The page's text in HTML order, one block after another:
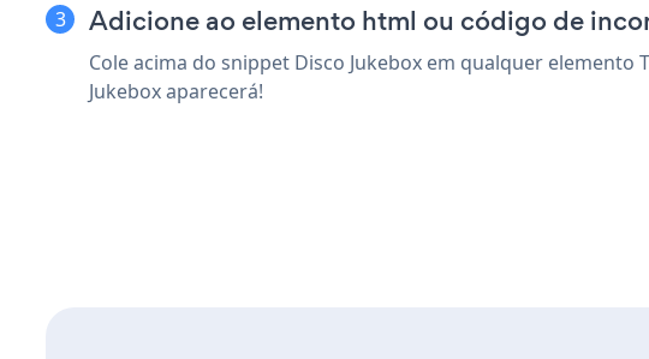
Adicione ao elemento html ou código de
Cole acima do snippet Disco Jukebox em qualquer
Jukebox aparecerá!